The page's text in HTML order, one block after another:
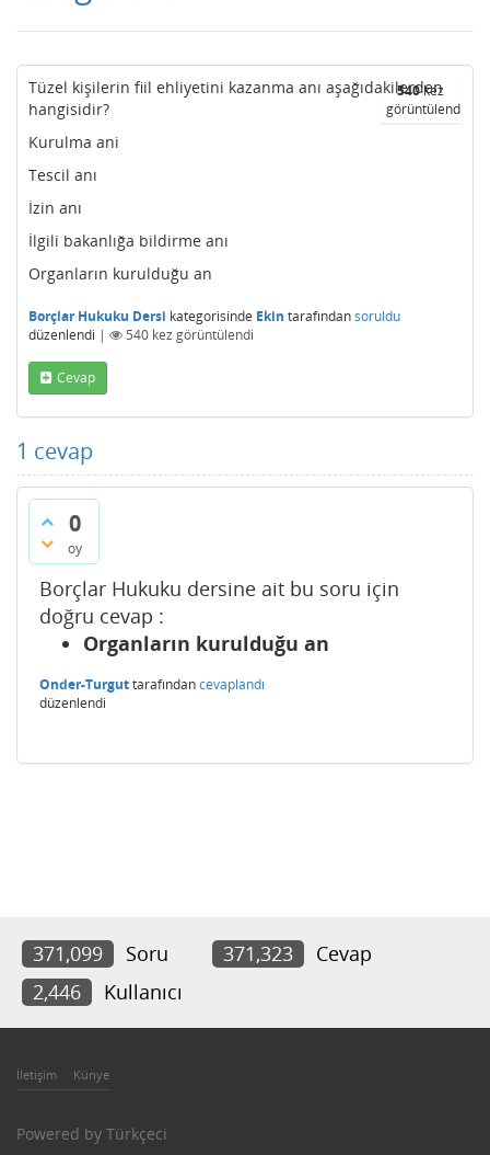
540kez
görüntülendi
Tüzel kişilerin fiil ehliyetini kazanma anı aşağıdakilerden
hangisidir?
Kurulma ani
Tescil anı
İzin anı
İlgili bakanlığa bildirme anı
Organların kurulduğu an
Borçlar Hukuku Dersi kategorisinde Ekin tarafındansoruldu
düzenlendi | 540 kez görüntülendi
Cevap
1 cevap
0
oy
Borçlar Hukuku dersine ait bu soru için
doğru cevap :
Organların kurulduğu an
Onder-Turguttarafındancevaplandı
düzenlendi
371,099 Soru 371,323
Cevap
2,446
Kullanıcı
İletişim Künye
Powered by Türkçeci